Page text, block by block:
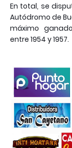
En total, se
Autódromo de
máximo
entre 1954 y 1957.